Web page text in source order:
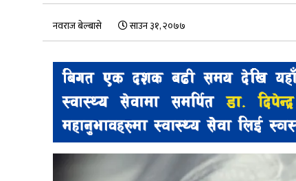
नवराज बेल्बासे साउन ३१, २०७७